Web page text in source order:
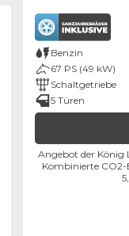
Benzin
67 PS (49 kW)
Schaltgetriebe
5 Türen
Angebot der König
Kombinierte CO2-